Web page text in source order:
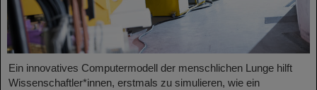
Ein innovatives Computermodell der menschlichen Lunge hilft
Wissenschaftler*innen, erstmals zu simulieren, wie ein